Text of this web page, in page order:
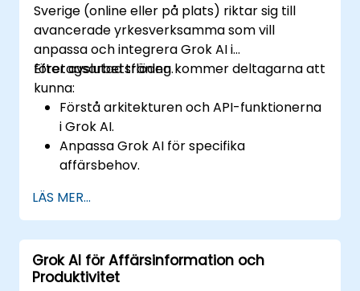
Sverige (online eller på plats) riktar sig till
avancerade yrkesverksamma som vill
anpassa och integrera Grok AI i
företagsarbetsflöden.
Efter avslutad träning kommer deltagarna att
kunna:
Förstå arkitekturen och API-funktionerna
i Grok AI.
Anpassa Grok AI för specifika
affärsbehov.
och automatiseringsverktyg.
Optimera AI-drivna arbetsflöden för
effektivitet och skalbarhet.
Säkerställa säkerhet, efterlevnad och
ansvarsfull användning av AI.
LÄS MER...
Grok AI för Affärsinformation och
Produktivitet